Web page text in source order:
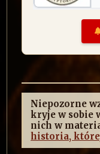
Niepozorne
kryje w sobie
nich w
historia,